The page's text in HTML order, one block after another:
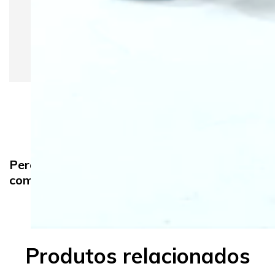
Pergunte e veja opiniões de quem já
comprou
Produtos relacionados